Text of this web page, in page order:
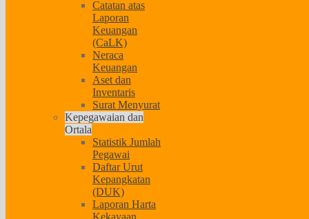
Catatan atas
Laporan
Keuangan
(CaLK)
Neraca
Keuangan
Aset dan
Inventaris
Surat Menyurat
Kepegawaian dan
Ortala
Statistik Jumlah
Pegawai
Daftar Urut
Kepangkatan
(DUK)
Laporan Harta
Kekayaan